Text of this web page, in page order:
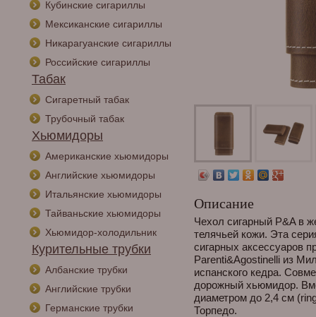
Кубинские сигариллы
Мексиканские сигариллы
Никарагуанские сигариллы
Российские сигариллы
Табак
Сигаретный табак
Трубочный табак
Хьюмидоры
Американские хьюмидоры
Английские хьюмидоры
Итальянские хьюмидоры
Тайваньские хьюмидоры
Хьюмидор-холодильник
Курительные трубки
Албанские трубки
Английские трубки
Германские трубки
Описание
Чехол сигарный P&A в
телячьей кожи. Эта
сигарных аксессуаров
Parenti&Agostinelli из
испанского кедра.
дорожный хьюмидор.
диаметром до 2,4 см
Торпедо.